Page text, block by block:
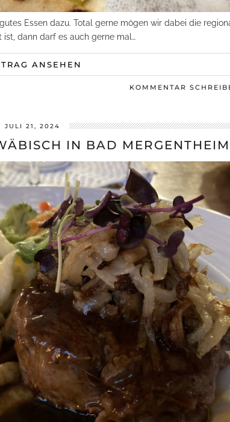
Essen dazu. Total gerne mögen wir dabei die
ist, dann darf es auch gerne mal…
ANSEHEN
KOMMENTAR
JULI 21, 2024
IN BAD MERGENTHEIM